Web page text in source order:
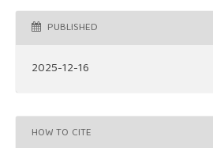
PUBLISHED
2025-12-16
HOW TO CITE